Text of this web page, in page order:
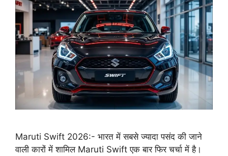
Maruti Swift 2026:- भारत में सबसे ज्यादा पसंद की जाने
वाली कारों में शामिल Maruti Swift एक बार फिर चर्चा में है।